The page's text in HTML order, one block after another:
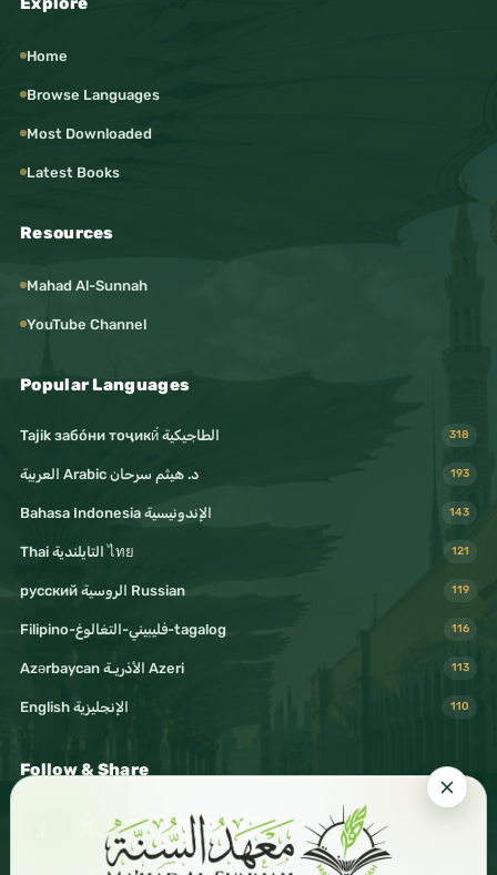
Home
Browse Languages
Most Downloaded
Latest Books
Resources
Mahad Al-Sunnah
YouTube Channel
Popular Languages
Tajik забо́ни тоҷикӣ́ الطاجيكية 318
د. هيثم سرحان Arabic العربية 193
Bahasa Indonesia الإندونيسية 143
Thai التايلندية ไทย 121
русский الروسية Russian 119
Filipino-فليبيني-التغالوغ-tagalog 116
Azərbaycan الأذريـة Azeri 113
English الإنجليزية 110
Follow & Share